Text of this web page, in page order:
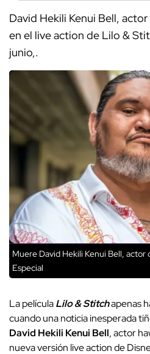
David Hekili Kenui Bell,
en el live action de Lilo &
junio,.
Muere David Hekili Kenui Bell, actor
Especial
La películaLilo & Stitchapenas
cuando una noticia inesperada
David Hekili Kenui Bell, actor
nueva versión live action de